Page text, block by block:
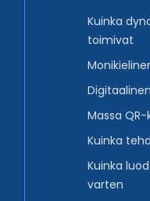
Kuinka
toimivat
Massa
Kuinka
Kuinka
varten